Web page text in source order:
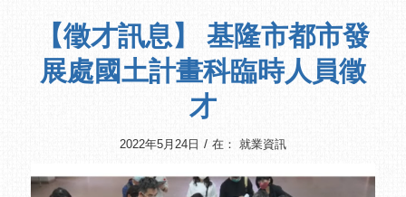
【徵才訊息】 基隆市都市發
展處國土計畫科臨時人員徵
才
2022年5月24日 / 在： 就業資訊